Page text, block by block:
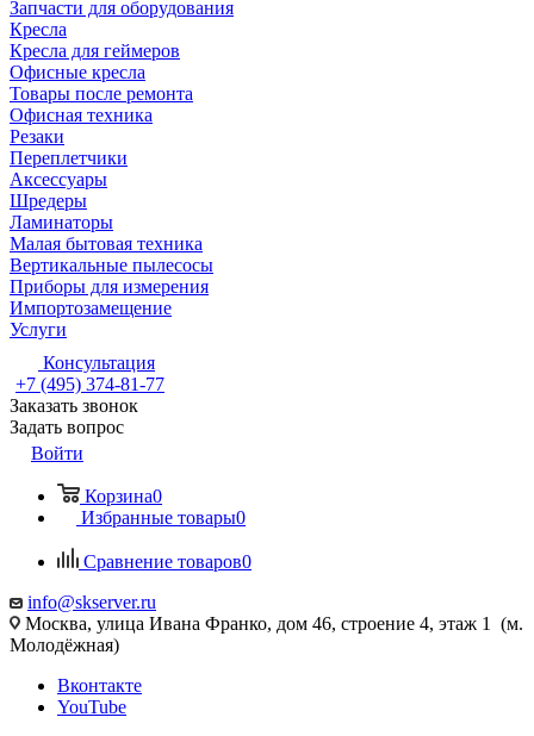
Запчасти для оборудования
Кресла
Кресла для геймеров
Офисные кресла
Товары после ремонта
Офисная техника
Резаки
Переплетчики
Аксессуары
Шредеры
Ламинаторы
Малая бытовая техника
Вертикальные пылесосы
Приборы для измерения
Импортозамещение
Услуги
Консультация
+7 (495) 374-81-77
Заказать звонок
Задать вопрос
Войти
Корзина0
Избранные товары0
Сравнение товаров0
info@skserver.ru
Москва, улица Ивана Франко, дом 46, строение 4, этаж 1 (м.
Молодёжная)
Вконтакте
YouTube